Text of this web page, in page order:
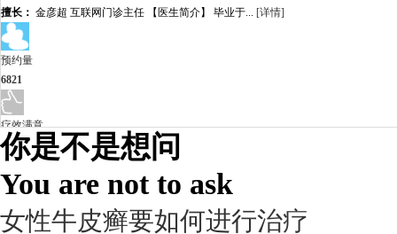
擅长： 金彦超 互联网门诊主任 【医生简介】 毕业于... [详情]
预约量
6821
疗效满意
98%
你是不是想问
You are not to ask
女性牛皮癣要如何进行治疗